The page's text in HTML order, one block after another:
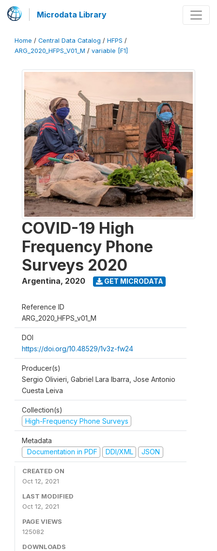
Microdata Library
Home / Central Data Catalog / HFPS /
ARG_2020_HFPS_V01_M / variable [F1]
COVID-19 High
Frequency Phone
Surveys 2020
Argentina, 2020 GET MICRODATA
Reference ID
ARG_2020_HFPS_v01_M
DOI
https://doi.org/10.48529/1v3z-fw24
Producer(s)
Sergio Olivieri, Gabriel Lara Ibarra, Jose Antonio
Cuesta Leiva
Collection(s)
High-Frequency Phone Surveys
Metadata
Documentation in PDF
DDI/XML JSON
CREATED ON
Oct 12, 2021
LAST MODIFIED
Oct 12, 2021
PAGE VIEWS
125082
DOWNLOADS